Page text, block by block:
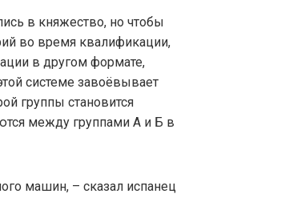
в княжество, но чтобы
во время квалификации,
в другом формате,
системе завоёвывает
группы становится
между группами А и Б в
машин, – сказал испанец